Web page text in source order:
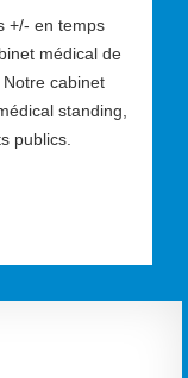
+/- en temps
médical de
cabinet
standing,
publics.